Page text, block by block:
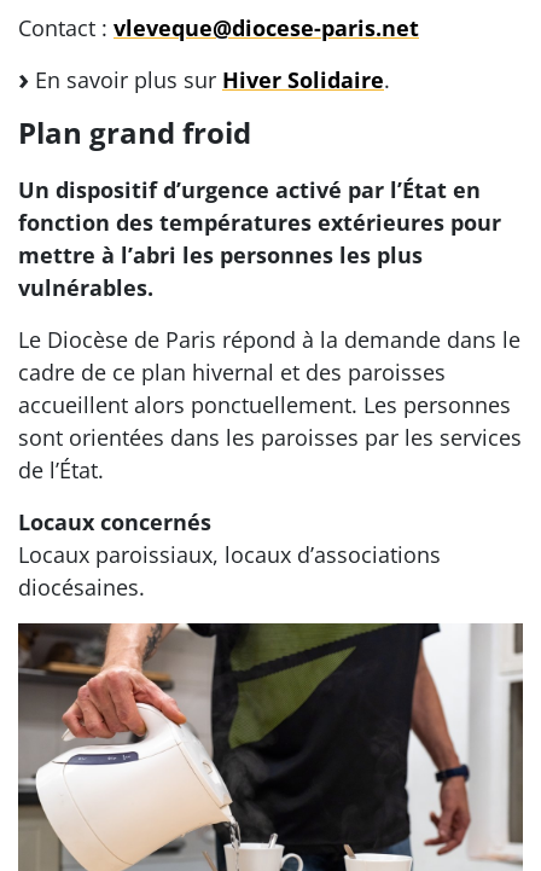
Contact : vleveque@diocese-paris.net
En savoir plus sur Hiver Solidaire.
Plan grand froid
Un dispositif d’urgence activé par l’État en
fonction des températures extérieures pour
mettre à l’abri les personnes les plus
vulnérables.
Le Diocèse de Paris répond à la demande dans le
cadre de ce plan hivernal et des paroisses
accueillent alors ponctuellement. Les personnes
sont orientées dans les paroisses par les services
de l’État.
Locaux concernés
Locaux paroissiaux, locaux d’associations
diocésaines.